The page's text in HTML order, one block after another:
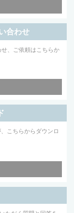
合わせ
、ご依頼はこちらか
こちらからダウンロ